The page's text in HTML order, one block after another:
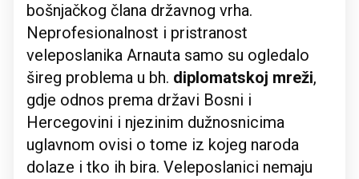
bošnjačkog člana državnog vrha.
Neprofesionalnost i pristranost
veleposlanika Arnauta samo su ogledalo
šireg problema u bh. diplomatskoj mreži,
gdje odnos prema državi Bosni i
Hercegovini i njezinim dužnosnicima
uglavnom ovisi o tome iz kojeg naroda
dolaze i tko ih bira. Veleposlanici nemaju